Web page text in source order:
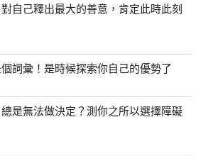
自己釋出最大的善意，肯定此時此刻
詞彙！是時候探索你自己的優勢了
總是無法做決定？測你之所以選擇障礙